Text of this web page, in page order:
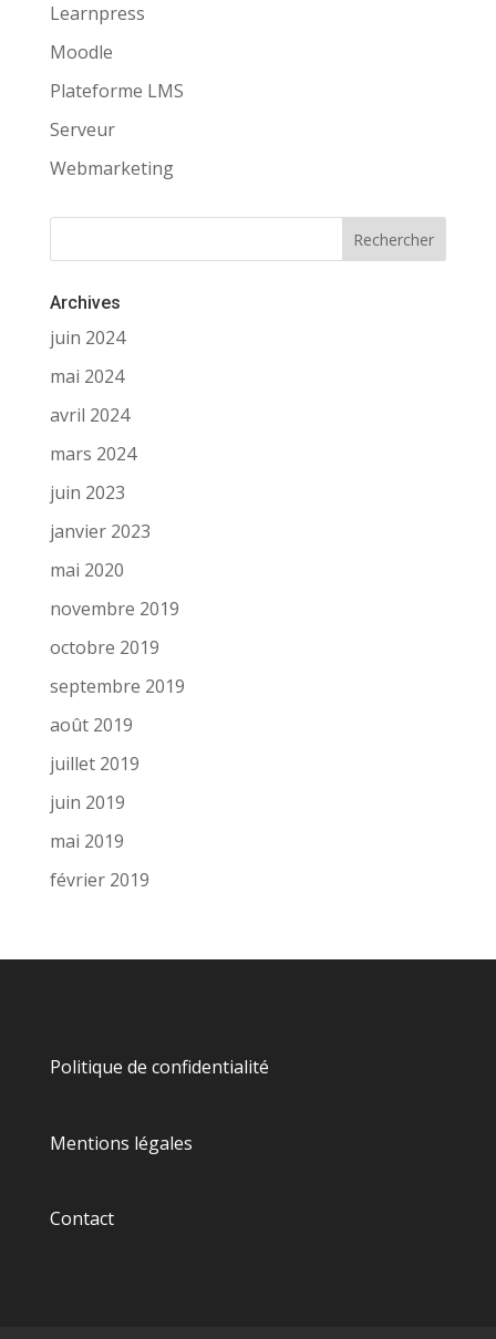
Learnpress
Moodle
Plateforme LMS
Serveur
Webmarketing
Archives
juin 2024
mai 2024
avril 2024
mars 2024
juin 2023
janvier 2023
mai 2020
novembre 2019
octobre 2019
septembre 2019
août 2019
juillet 2019
juin 2019
mai 2019
février 2019
Politique de confidentialité
Mentions légales
Contact